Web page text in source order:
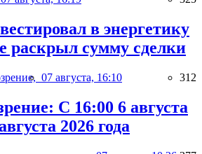
в энергетику
раскрыл сумму сделки
07 августа, 16:10 312
С 16:00 6 августа
2026 года